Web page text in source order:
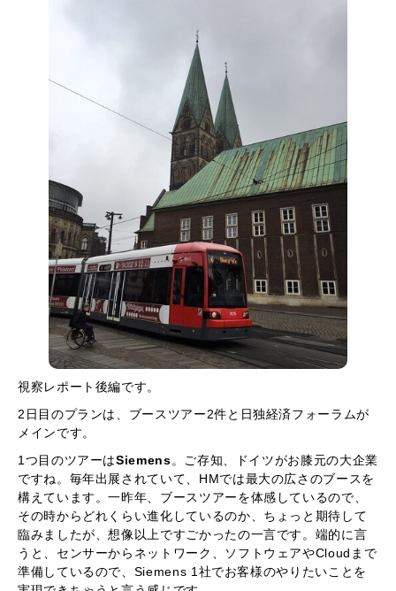
視察レポート後編です。
2日目のプランは、ブースツアー2件と日独経済フォーラムが
メインです。
1つ目のツアーはSiemens。ご存知、ドイツがお膝元の大企業
ですね。毎年出展されていて、HMでは最大の広さのブースを
構えています。一昨年、ブースツアーを体感しているので、
その時からどれくらい進化しているのか、ちょっと期待して
臨みましたが、想像以上ですごかったの一言です。端的に言
うと、センサーからネットワーク、ソフトウェアやCloudまで
準備しているので、Siemens 1社でお客様のやりたいことを